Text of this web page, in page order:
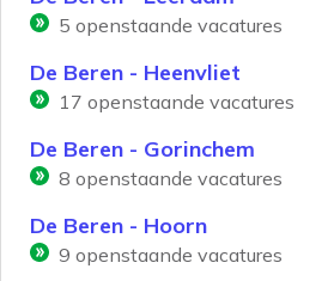
5 openstaande vacatures
De Beren - Heenvliet
17 openstaande vacatures
De Beren - Gorinchem
8 openstaande vacatures
De Beren - Hoorn
9 openstaande vacatures